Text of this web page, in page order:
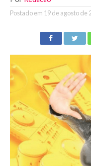
Postado em 19 de agosto de